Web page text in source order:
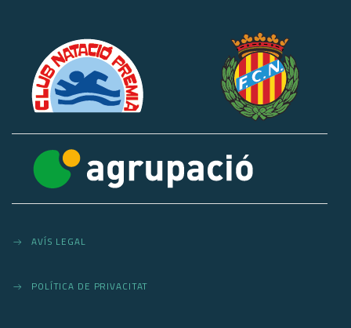
AVÍS LEGAL
POLÍTICA DE PRIVACITAT